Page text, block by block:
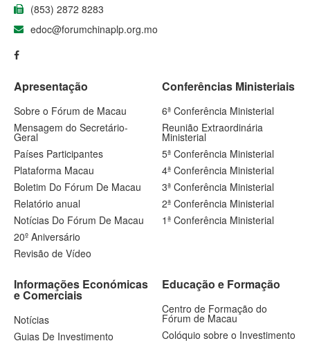
(853) 2872 8283
edoc@forumchinaplp.org.mo
Apresentação
Sobre o Fórum de Macau
Mensagem do Secretário-
Geral
Países Participantes
Plataforma Macau
Boletim Do Fórum De Macau
Relatório anual
Notícias Do Fórum De Macau
20º Aniversário
Revisão de Vídeo
Conferências Ministeriais
6ª Conferência Ministerial
Reunião Extraordinária
Ministerial
5ª Conferência Ministerial
4ª Conferência Ministerial
3ª Conferência Ministerial
2ª Conferência Ministerial
1ª Conferência Ministerial
Informações Económicas
e Comerciais
Notícias
Guias De Investimento
Educação e Formação
Centro de Formação do
Fórum de Macau
Colóquio sobre o Investimento